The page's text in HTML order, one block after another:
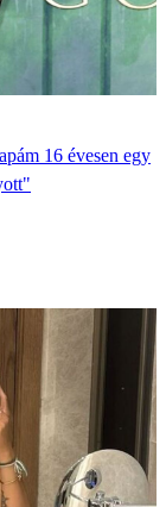
16 évesen egy